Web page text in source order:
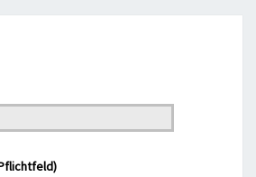
leer.